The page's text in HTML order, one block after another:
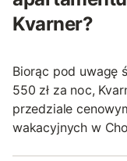
Kvarner?
Biorąc pod uwagę
550 zł za noc,
przedziale
wakacyjnych w